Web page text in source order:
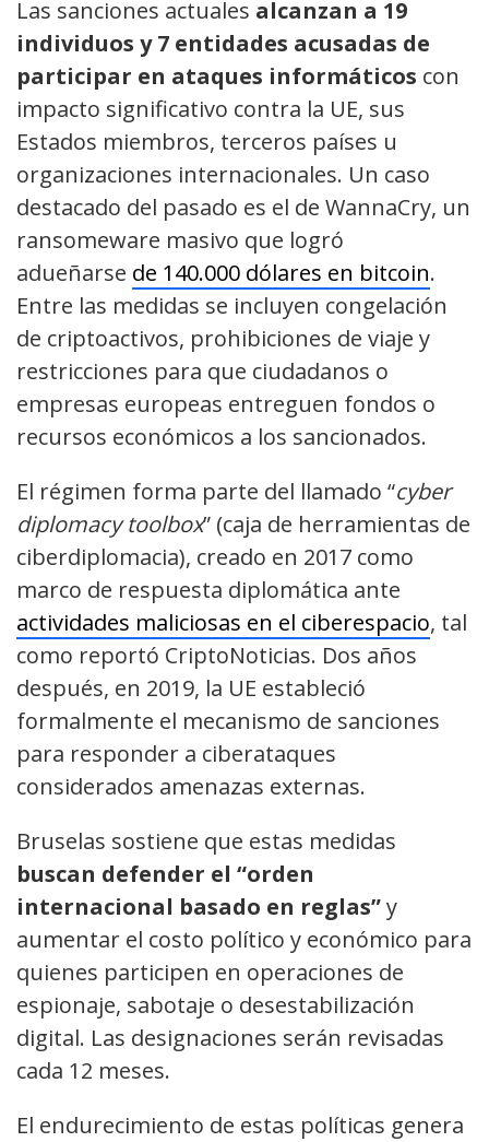
Las sanciones actuales alcanzan a 19
individuos y 7 entidades acusadas de
participar en ataques informáticos con
impacto significativo contra la UE, sus
Estados miembros, terceros países u
organizaciones internacionales. Un caso
destacado del pasado es el de WannaCry, un
ransomeware masivo que logró
adueñarse de 140.000 dólares en bitcoin.
Entre las medidas se incluyen congelación
de criptoactivos, prohibiciones de viaje y
restricciones para que ciudadanos o
empresas europeas entreguen fondos o
recursos económicos a los sancionados.
El régimen forma parte del llamado “cyber
diplomacy toolbox” (caja de herramientas de
ciberdiplomacia), creado en 2017 como
marco de respuesta diplomática ante
actividades maliciosas en el ciberespacio, tal
como reportó CriptoNoticias. Dos años
después, en 2019, la UE estableció
formalmente el mecanismo de sanciones
para responder a ciberataques
considerados amenazas externas.
Bruselas sostiene que estas medidas
buscan defender el “orden
internacional basado en reglas”y
aumentar el costo político y económico para
quienes participen en operaciones de
espionaje, sabotaje o desestabilización
digital. Las designaciones serán revisadas
cada 12 meses.
El endurecimiento de estas políticas genera